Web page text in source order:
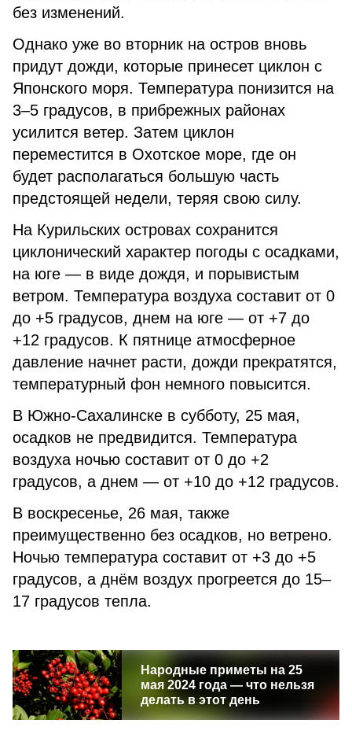
без изменений.
Однако уже во вторник на остров вновь
придут дожди, которые принесет циклон с
Японского моря. Температура понизится на
3–5 градусов, в прибрежных районах
усилится ветер. Затем циклон
переместится в Охотское море, где он
будет располагаться большую часть
предстоящей недели, теряя свою силу.
На Курильских островах сохранится
циклонический характер погоды с осадками,
на юге — в виде дождя, и порывистым
ветром. Температура воздуха составит от 0
до +5 градусов, днем на юге — от +7 до
+12 градусов. К пятнице атмосферное
давление начнет расти, дожди прекратятся,
температурный фон немного повысится.
В Южно-Сахалинске в субботу, 25 мая,
осадков не предвидится. Температура
воздуха ночью составит от 0 до +2
градусов, а днем — от +10 до +12 градусов.
В воскресенье, 26 мая, также
преимущественно без осадков, но ветрено.
Ночью температура составит от +3 до +5
градусов, а днём воздух прогреется до 15–
17 градусов тепла.
Народные приметы на 25
мая 2024 года — что нельзя
делать в этот день